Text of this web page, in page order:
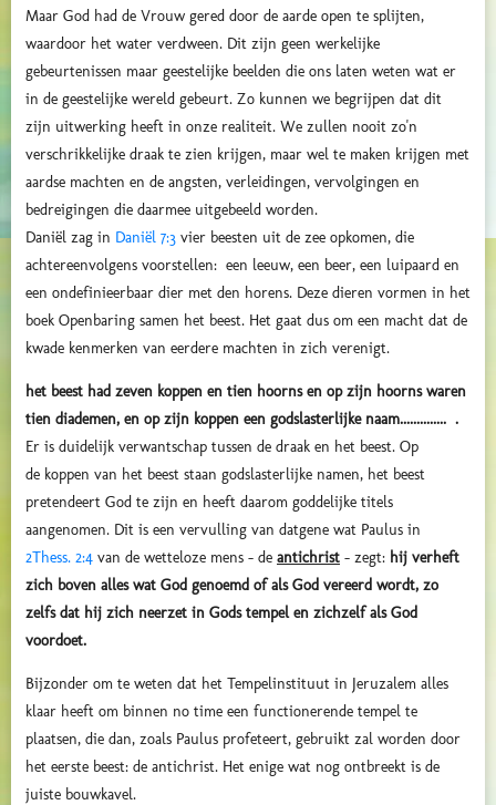
Maar God had de Vrouw gered door de aarde open te splijten,
waardoor het water verdween. Dit zijn geen werkelijke
gebeurtenissen maar geestelijke beelden die ons laten weten wat er
in de geestelijke wereld gebeurt. Zo kunnen we begrijpen dat dit
zijn uitwerking heeft in onze realiteit. We zullen nooit zo'n
verschrikkelijke draak te zien krijgen, maar wel te maken krijgen met
aardse machten en de angsten, verleidingen, vervolgingen en
bedreigingen die daarmee uitgebeeld worden.
Daniël zag in Daniël 7:3 vier beesten uit de zee opkomen, die
achtereenvolgens voorstellen: een leeuw, een beer, een luipaard en
een ondefinieerbaar dier met den horens. Deze dieren vormen in het
boek Openbaring samen het beest. Het gaat dus om een macht dat de
kwade kenmerken van eerdere machten in zich verenigt.
het beest had zeven koppen en tien hoorns en op zijn hoorns waren
tien diademen, en op zijn koppen een godslasterlijke naam.............. .
Er is duidelijk verwantschap tussen de draak en het beest. Op
de koppen van het beest staan godslasterlijke namen, het beest
pretendeert God te zijn en heeft daarom goddelijke titels
aangenomen. Dit is een vervulling van datgene wat Paulus in
2Thess. 2:4 van de wetteloze mens - de antichrist - zegt: hij verheft
zich boven alles wat God genoemd of als God vereerd wordt, zo
zelfs dat hij zich neerzet in Gods tempel en zichzelf als God
voordoet.
Bijzonder om te weten dat het Tempelinstituut in Jeruzalem alles
klaar heeft om binnen no time een functionerende tempel te
plaatsen, die dan, zoals Paulus profeteert, gebruikt zal worden door
het eerste beest: de antichrist. Het enige wat nog ontbreekt is de
juiste bouwkavel.